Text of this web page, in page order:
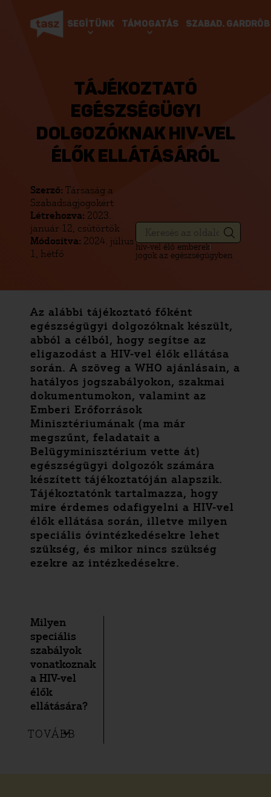
SEGÍTÜNK TÁMOGATÁS SZABAD. GARDRÓB
TÁJÉKOZTATÓ
EGÉSZSÉGÜGYI
DOLGOZÓKNAK HIV-VEL
ÉLŐK ELLÁTÁSÁRÓL
Szerző: Társaság a
Szabadságjogokért
Létrehozva: 2023.
január 12, csütörtök
Módosítva: 2024. július
1, hétfő
hiv-vel élő emberek
jogok az egészségügyben
Az alábbi tájékoztató főként
egészségügyi dolgozóknak készült,
abból a célból, hogy segítse az
eligazodást a HIV-vel élők ellátása
során. A szöveg a WHO ajánlásain, a
hatályos jogszabályokon, szakmai
dokumentumokon, valamint az
Emberi Erőforrások
Minisztériumának (ma már
megszűnt, feladatait a
Belügyminisztérium vette át)
egészségügyi dolgozók számára
készített tájékoztatóján alapszik.
Tájékoztatónk tartalmazza, hogy
mire érdemes odafigyelni a HIV-vel
élők ellátása során, illetve milyen
speciális óvintézkedésekre lehet
szükség, és mikor nincs szükség
ezekre az intézkedésekre.
Milyen
speciális
szabályok
vonatkoznak
a HIV-vel
élők
ellátására?
TOVÁBB